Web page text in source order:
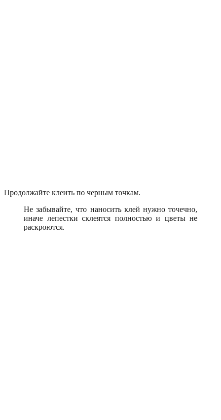
Продолжайте клеить по черным точкам.
Не забывайте, что наносить клей нужно точечно,
иначе лепестки склеятся полностью и цветы не
раскроются.